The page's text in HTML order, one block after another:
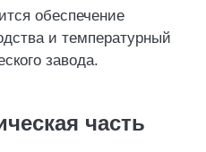
обеспечение
и температурный
завода.
часть